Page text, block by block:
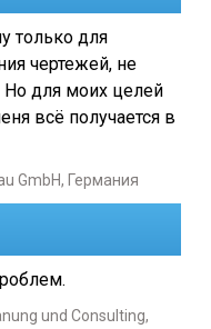
только для
чертежей, не
Но для моих целей
всё получается в
GmbH, Германия
und Consulting,